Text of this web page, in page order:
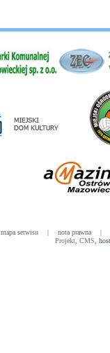
mapa serwisu nota prawna
Projekt, CMS,